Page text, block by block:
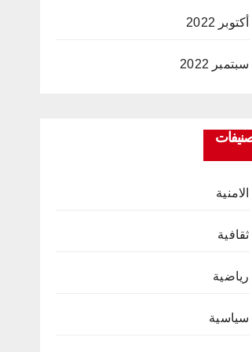
أكتوبر 2022
سبتمبر 2022
الامنية
ثقافية
رياضية
سياسية